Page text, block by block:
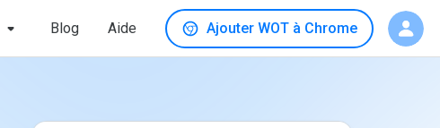
Blog Aide Ajouter WOT à Chrome